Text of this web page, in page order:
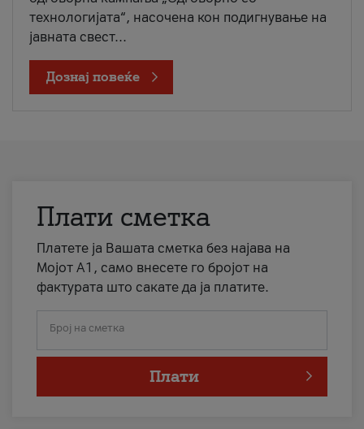
технологијата“, насочена кон подигнување на
јавната свест...
Дознај повеќе
Плати сметка
Платете ја Вашата сметка без најава на
Мојот А1, само внесете го бројот на
фактурата што сакате да ја платите.
Број на сметка
Плати